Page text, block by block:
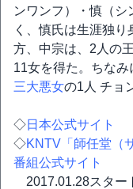
ンワンフ）・慎（シ
く、慎氏は生涯独
方、中宗は、2人の
11女を得た。ちなみ
三大悪女の1人 チョ
◇日本公式サイト
◇KNTV「師任堂（
番組公式サイト
2017.01.28スタ